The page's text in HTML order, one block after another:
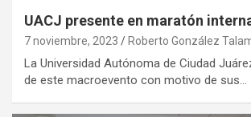
UACJ presente en maratón
7 noviembre, 2023 Roberto González
La Universidad Autónoma de Ciudad
de este macroevento con motivo de sus…